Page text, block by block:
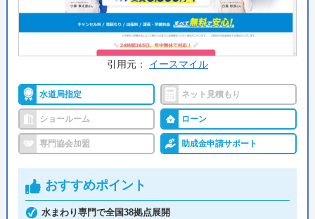
公式サイトで
料金詳細を見る
交換の達人 の基本情報
運営会社 株式会社ハウスラボ
代表者
本社所在地
〒556-0014
資格
排水設備工事
責任技術者
管工事施工管理技士 建築士
インテリア
コーディネーター
福祉住環境
コーディネーター
ニッカホーム がおすすめの理由
引用元： イースマイル
水道局指定 ネット見積もり
ショールーム ローン
専門協会加盟 助成金申請サポート
おすすめポイント
水まわり専門で全国38拠点展開